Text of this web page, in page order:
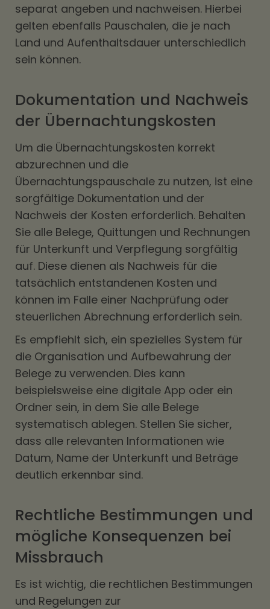
separat angeben und nachweisen. Hierbei
gelten ebenfalls Pauschalen, die je nach
Land und Aufenthaltsdauer unterschiedlich
sein können.
Dokumentation und Nachweis
der Übernachtungskosten
Um die Übernachtungskosten korrekt
abzurechnen und die
Übernachtungspauschale zu nutzen, ist eine
sorgfältige Dokumentation und der
Nachweis der Kosten erforderlich. Behalten
Sie alle Belege, Quittungen und Rechnungen
für Unterkunft und Verpflegung sorgfältig
auf. Diese dienen als Nachweis für die
tatsächlich entstandenen Kosten und
können im Falle einer Nachprüfung oder
steuerlichen Abrechnung erforderlich sein.
Es empfiehlt sich, ein spezielles System für
die Organisation und Aufbewahrung der
Belege zu verwenden. Dies kann
beispielsweise eine digitale App oder ein
Ordner sein, in dem Sie alle Belege
systematisch ablegen. Stellen Sie sicher,
dass alle relevanten Informationen wie
Datum, Name der Unterkunft und Beträge
deutlich erkennbar sind.
Rechtliche Bestimmungen und
mögliche Konsequenzen bei
Missbrauch
Es ist wichtig, die rechtlichen Bestimmungen
und Regelungen zur